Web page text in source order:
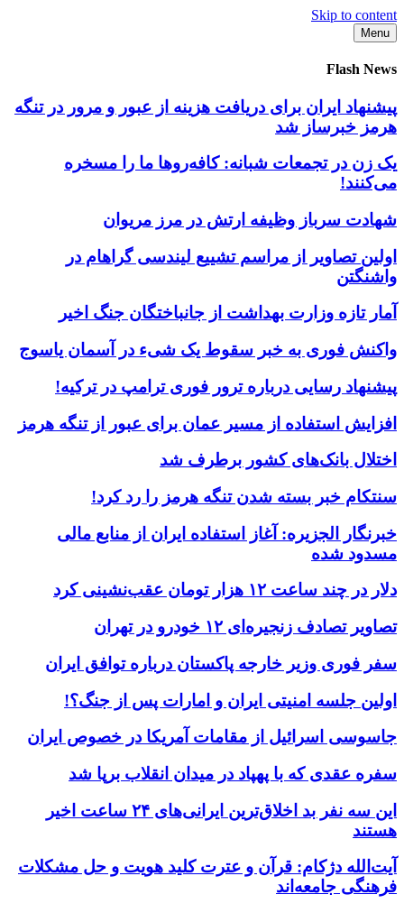
Skip to content
Menu
Flash News
پیشنهاد ایران برای دریافت هزینه از عبور و مرور در تنگه
هرمز خبرساز شد
یک زن در تجمعات شبانه: کافه‌روها ما را مسخره
می‌کنند!
شهادت سرباز وظیفه ارتش در مرز مریوان
اولین تصاویر از مراسم تشییع لیندسی گراهام در
واشنگتن
آمار تازه وزارت بهداشت از جانباختگان جنگ اخیر
واکنش فوری به خبر سقوط یک شیء در آسمان یاسوج
پیشنهاد رسایی درباره ترور فوری ترامپ در ترکیه!
افزایش استفاده از مسیر عمان برای عبور از تنگه هرمز
اختلال بانک‌های کشور برطرف شد
سنتکام خبر بسته شدن تنگه هرمز را رد کرد!
خبرنگار الجزیره: آغاز استفاده ایران از منابع مالی
مسدود شده
دلار در چند ساعت ۱۲ هزار تومان عقب‌نشینی کرد
تصاویر تصادف زنجیره‌ای ۱۲ خودرو در تهران
سفر فوری وزیر خارجه پاکستان درباره توافق ایران
اولین جلسه امنیتی ایران و امارات پس از جنگ؟!
جاسوسی اسرائیل از مقامات آمریکا در خصوص ایران
سفره عقدی که با پهپاد در میدان انقلاب برپا شد
این سه نفر بد اخلاق‌ترین ایرانی‌های ۲۴ ساعت اخیر
هستند
آیت‌الله دژکام: قرآن و عترت کلید هویت و حل مشکلات
فرهنگی جامعه‌اند